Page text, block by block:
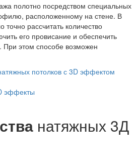
полотно посредством специальных
расположенному на стене. В
точно рассчитать количество
его провисание и обеспечить
этом способе возможен
натяжных 3Д